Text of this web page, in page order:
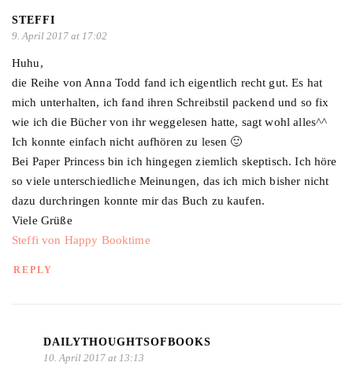
STEFFI
9. April 2017 at 17:02
Huhu,
die Reihe von Anna Todd fand ich eigentlich recht gut. Es hat
mich unterhalten, ich fand ihren Schreibstil packend und so fix
wie ich die Bücher von ihr weggelesen hatte, sagt wohl alles^^
Ich konnte einfach nicht aufhören zu lesen 🙂
Bei Paper Princess bin ich hingegen ziemlich skeptisch. Ich höre
so viele unterschiedliche Meinungen, das ich mich bisher nicht
dazu durchringen konnte mir das Buch zu kaufen.
Viele Grüße
Steffi von Happy Booktime
REPLY
DAILYTHOUGHTSOFBOOKS
10. April 2017 at 13:13